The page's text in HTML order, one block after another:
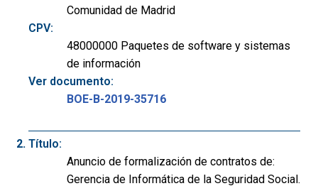
Comunidad de Madrid
CPV:
48000000 Paquetes de software y sistemas
de información
Ver documento:
BOE-B-2019-35716
Título:
Anuncio de formalización de contratos de:
Gerencia de Informática de la Seguridad Social.